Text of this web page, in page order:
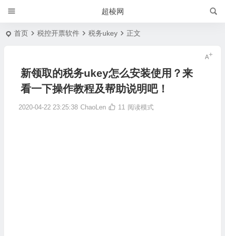
超棱网
首页 税控开票软件 税务ukey 正文
新领取的税务ukey怎么安装使用？来
看一下操作教程及帮助说明吧！
2020-04-22 23:25:38 ChaoLen 11 阅读模式